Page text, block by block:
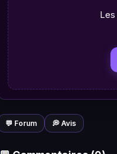
💬 Forum 💭 Avis